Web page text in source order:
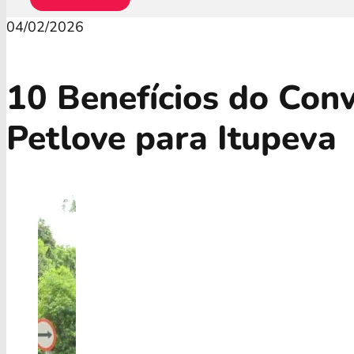
04/02/2026
10 Benefícios do
Petlove para Itupeva